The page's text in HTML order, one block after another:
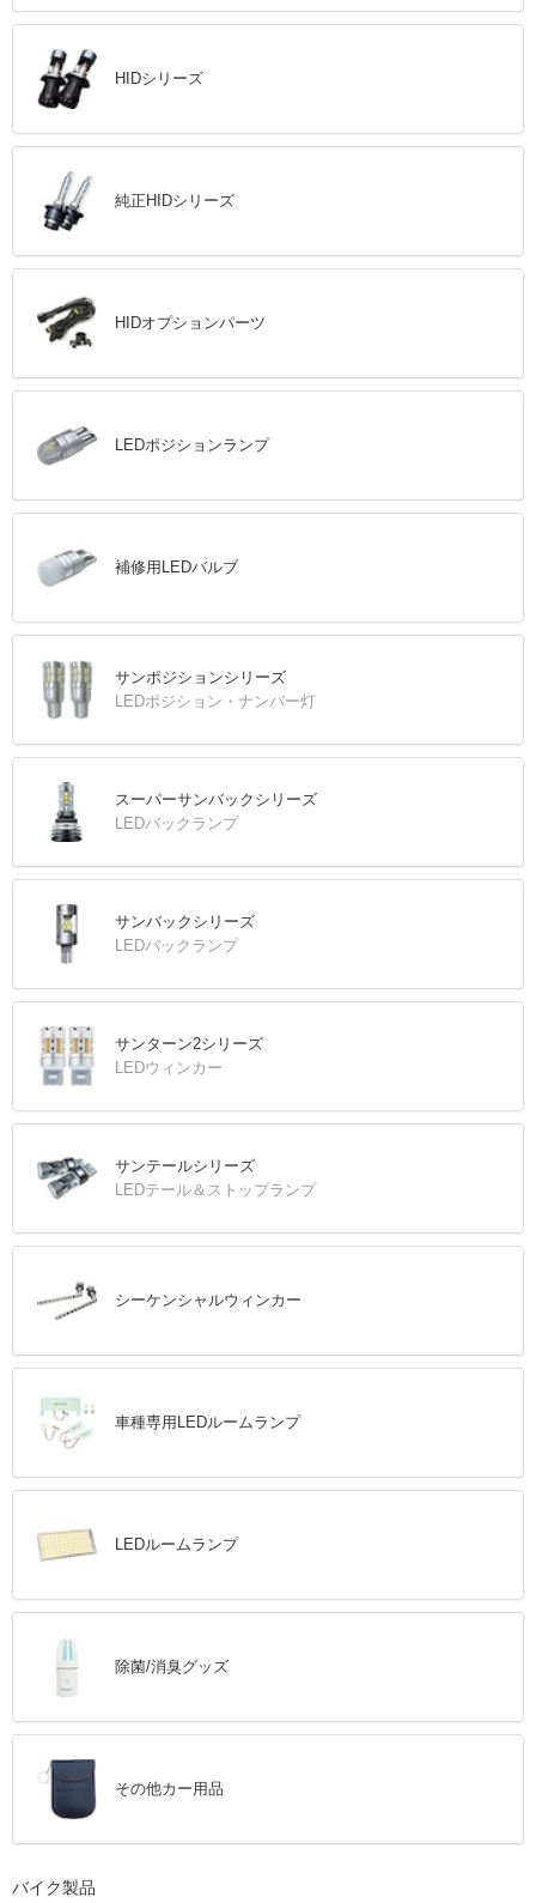
HIDシリーズ
純正HIDシリーズ
HIDオプションパーツ
LEDポジションランプ
補修用LEDバルブ
サンポジションシリーズ
LEDポジション・ナンバー灯
スーパーサンバックシリーズ
LEDバックランプ
サンバックシリーズ
LEDバックランプ
サンターン2シリーズ
LEDウィンカー
サンテールシリーズ
LEDテール＆ストップランプ
シーケンシャルウィンカー
車種専用LEDルームランプ
LEDルームランプ
除菌/消臭グッズ
その他カー用品
バイク製品